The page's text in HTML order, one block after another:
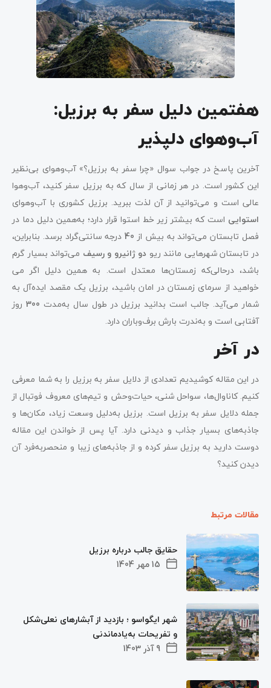
هفتمین دلیل سفر به برزیل:
آب‌وهوای دلپذیر
آخرین پاسخ در جواب سوال «چرا سفر به برزیل؟» آب‌وهوای بی‌نظیر
این کشور است. در هر زمانی از سال که به برزیل سفر کنید، آب‌وهوا
عالی است و می‌توانید از آن لذت ببرید. برزیل کشوری با آب‌وهوای
استوایی است که بیشتر زیر خط استوا قرار دارد؛ به‌همین دلیل دما در
فصل تابستان می‌تواند به بیش از 40درجه سانتی‌گراد برسد. بنابراین،
در تابستان شهرهایی مانند ریو دو ژانیرو و رسیف می‌تواند بسیار گرم
باشد، درحالی‌که زمستان‌ها معتدل است. به همین دلیل اگر می
خواهید از سرمای زمستان در امان باشید، برزیل یک مقصد ایده‌آل به
شمار می‌آید. جالب است بدانید برزیل در طول سال به‌مدت 300 روز
آفتابی است و به‌ندرت بارش برف‌وباران دارد.
در آخر
در این مقاله کوشیدیم تعدادی از دلایل سفر به برزیل را به شما معرفی
کنیم. کاناوال‌ها، سواحل شنی، حیات‌وحش و تیم‌های معروف فوتبال از
جمله دلایل سفر به برزیل است. برزیل به‌دلیل وسعت زیاد، مکان‌ها و
جاذبه‌های بسیار جذاب و دیدنی دارد. آیا پس ‌از خواندن این مقاله
دوست دارید به برزیل سفر کرده و از جاذبه‌های زیبا و منحصربه‌فرد آن
دیدن کنید؟
مقالات مرتبط
15 مهر 1404
حقایق جالب درباره برزیل
9 آذر 1403
شهر ایگواسو ؛ بازدید از آبشارهای نعلی‌شکل
و تفریحات به‌یادماندنی